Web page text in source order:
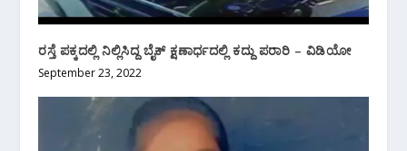
ರಸ್ತೆ ಪಕ್ಕದಲ್ಲಿ ನಿಲ್ಲಿಸಿದ್ದ ಬೈಕ್ ಕ್ಷಣಾರ್ಧದಲ್ಲಿ ‌ಕದ್ದು ಪರಾರಿ – ವಿಡಿಯೋ
September 23, 2022